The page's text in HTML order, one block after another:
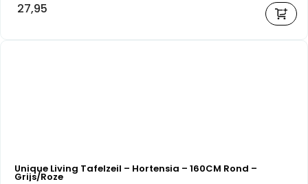
27,95
Unique Living Tafelzeil – Hortensia – 160CM Rond –
Grijs/Roze